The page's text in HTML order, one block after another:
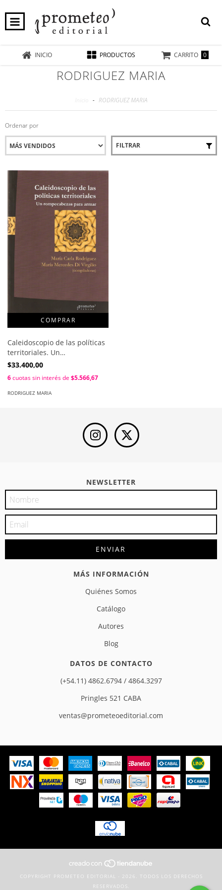
INICIO PRODUCTOS CARRITO 0
RODRIGUEZ MARIA
- RODRIGUEZ MARIA
Ordenar por
FILTRAR
Caleidoscopio de las políticas
territoriales. Un
rompecabezas para armar /
Maria
$33.400,00
6cuotas sin interés de $5.566,67
RODRIGUEZ MARIA
NEWSLETTER
MÁS INFORMACIÓN
Quiénes Somos
Catálogo
Autores
Blog
DATOS DE CONTACTO
(+54.11) 4862.6794 / 4864.3297
Pringles 521 CABA
ventas@prometeoeditorial.com
COPYRIGHT PROMETEO EDITORIAL - 2026. TODOS LOS DERECHOS
RESERVADOS.